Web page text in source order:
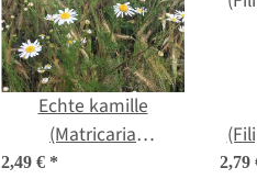
Echte kamille
(Matricaria
chamomilla) bio zaad
2,49 € * 2,79